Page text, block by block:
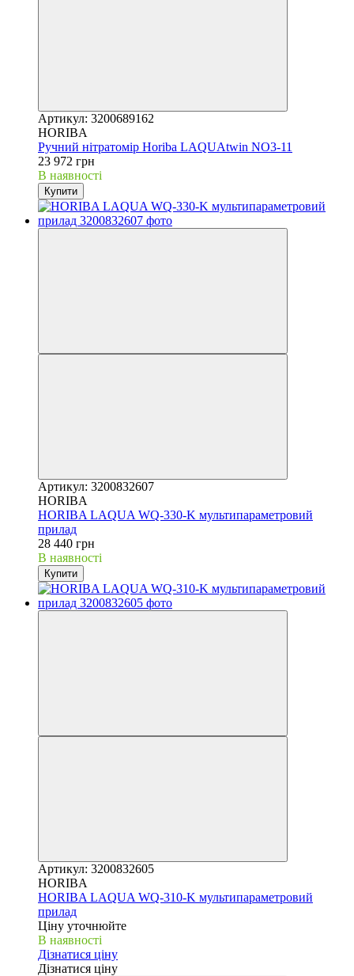
Артикул: 3200689162
HORIBA
Ручний нітратомір Horiba LAQUAtwin NO3-11
23 972 грн
В наявності
Купити
Артикул: 3200832607
HORIBA
HORIBA LAQUA WQ-330-K мультипараметровий
прилад
28 440 грн
В наявності
Купити
Артикул: 3200832605
HORIBA
HORIBA LAQUA WQ-310-K мультипараметровий
прилад
Ціну уточнюйте
В наявності
Дізнатися ціну
Дізнатися ціну